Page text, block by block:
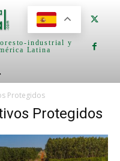
industrial y
Latina
Protegidos
Protegidos